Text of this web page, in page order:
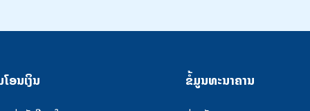
ອນເງິນ ຂໍ້ມູນທະນາຄານ